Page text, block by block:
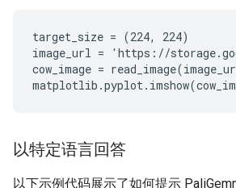
target_size = (224, 224)
image_url = 'https://
cow_image =
以特定语言回答
以下示例代码展示了如何提示